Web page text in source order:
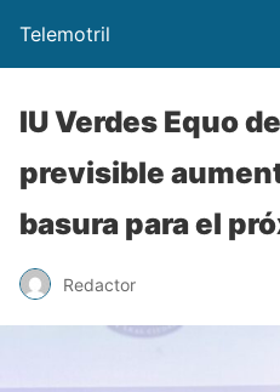
Telemotril
IU Verdes Equo
previsible
basura para el
Redactor